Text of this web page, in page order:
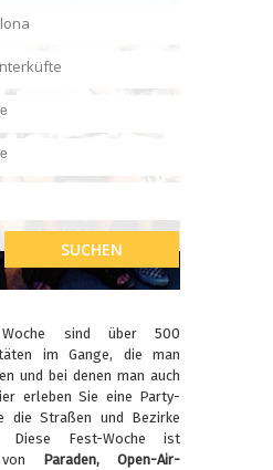
sind über 500
im Gange, die man
und bei denen man auch
erleben Sie eine Party-
die Straßen und Bezirke
Fest-Woche ist
von
Paraden, Open-Air-